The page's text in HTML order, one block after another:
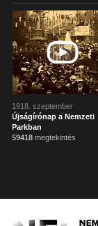
1918. szeptember
Újságírónap a Nemzeti
Parkban
59418 megtekintés